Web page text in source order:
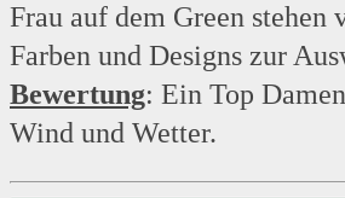
Frau auf dem Green stehen
Farben und Designs zur
Bewertung: Ein Top
Wind und Wetter.